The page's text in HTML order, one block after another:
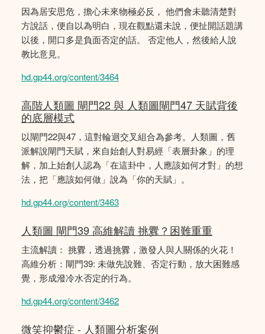
因為居安思危，擔心未來物極必反， 他們會未聽清楚對
方說話，便自以為明白，現在觀點還未說，便扯開話題講
以後，開口多是負面否定的話。 否定他人，然後給人說
教比意見。
hd.gp44.org/content/3464
高階人類圖 閘門22 與 人類圖閘門47 天賦背後
的底層模式
以閘門22與47，這對輪迴交叉組合為參考。人類圖，舊
派解說閘門天賦，來自始創人對易經「表層卦象」的理
解，加上始創人認為「在這卦中，人應該如何才對」的想
法，把「應該如何做」說為「你的天賦」。
hd.gp44.org/content/3463
人類圖 閘門39 高維解讀 挑釁？困難重重
主流解讀： 挑釁，透過挑釁，激發人與人關係的火花！
高維分析：閘門39: 未做先說難、否定行動，放大困難感
覺，形成潑冷水否定的行為。
hd.gp44.org/content/3462
微笑抑鬱症 - 人類圖分析案例